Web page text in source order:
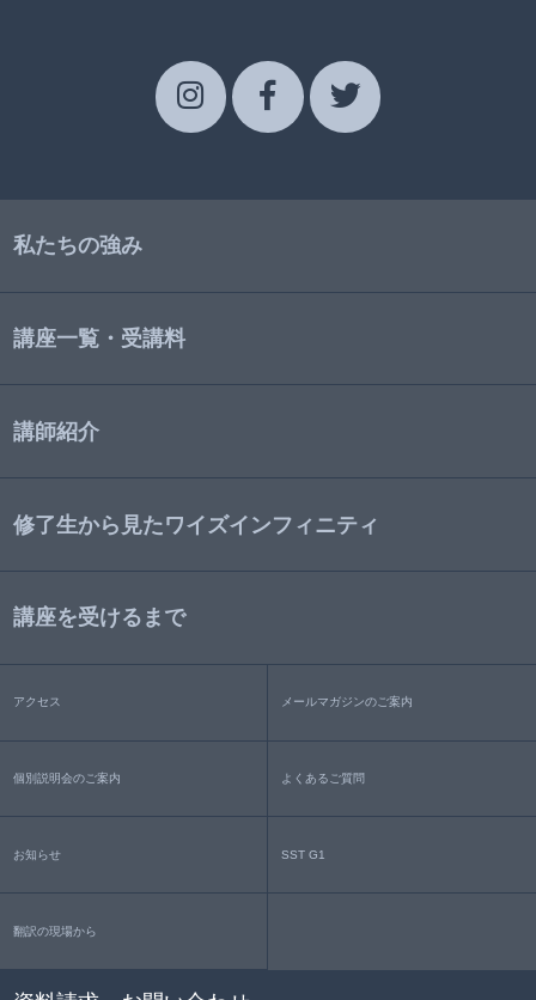
私たちの強み
講座一覧・受講料
講師紹介
修了生から見たワイズインフィニティ
講座を受けるまで
アクセス メールマガジンのご案内
個別説明会のご案内 よくあるご質問
お知らせ SST G1
翻訳の現場から